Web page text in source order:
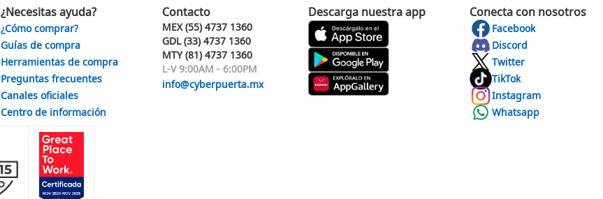
¿Necesitas ayuda?
¿Cómo comprar?
Guías de compra
Herramientas de compra
Preguntas frecuentes
Canales oficiales
Centro de información
Contacto
MEX (55) 4737 1360
GDL (33) 4737 1360
MTY (81) 4737 1360
L-V 9:00AM - 6:00PM
info@cyberpuerta.mx
Descarga nuestra app Conecta con nosotros
Facebook
Discord
Twitter
TikTok
Instagram
Whatsapp